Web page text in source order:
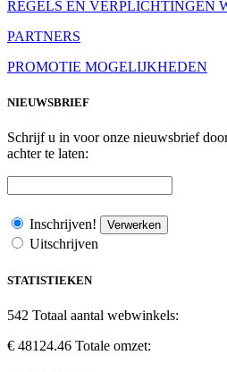
REGELS EN VERPLICHTINGEN
PARTNERS
PROMOTIE MOGELIJKHEDEN
NIEUWSBRIEF
Schrijf u in voor onze nieuwsbrief
achter te laten:
Inschrijven! Verwerken
Uitschrijven
STATISTIEKEN
542 Totaal aantal webwinkels:
€ 48124.46 Totale omzet: